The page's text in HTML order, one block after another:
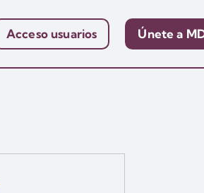
Acceso usuarios Únete a